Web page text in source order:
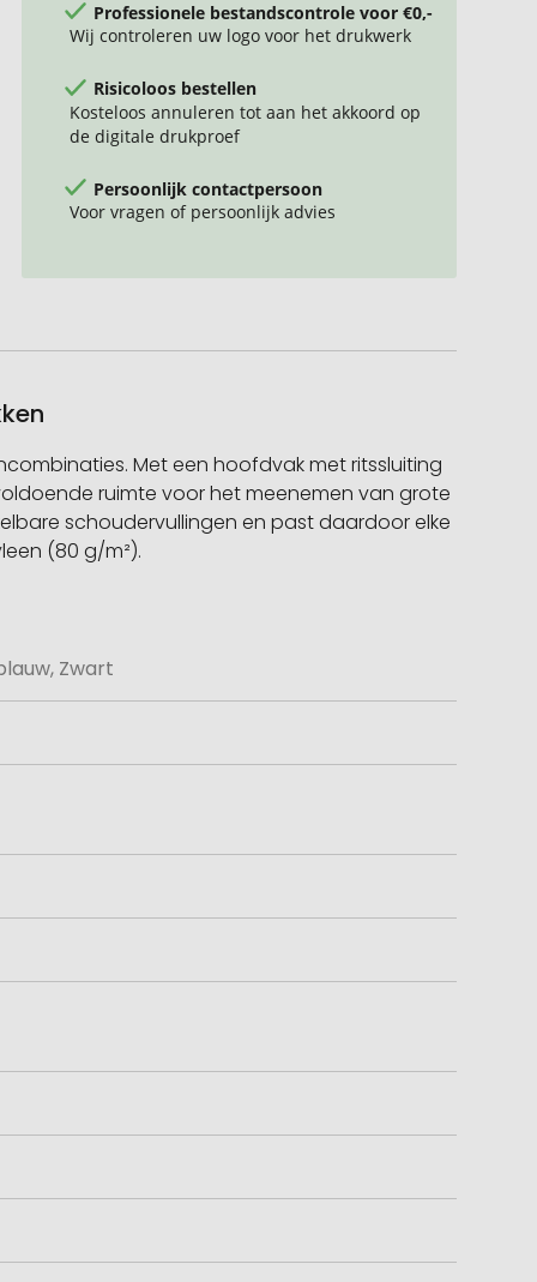
Professionele bestandscontrole voor €0,-
Wij controleren uw logo voor het drukwerk
Risicoloos bestellen
Kosteloos annuleren tot aan het akkoord op
de digitale drukproef
Persoonlijk contactpersoon
Voor vragen of persoonlijk advies
Met een hoofdvak met ritssluiting
ruimte voor het meenemen van grote
schoudervullingen en past daardoor elke
(80 g/m²).
Zwart